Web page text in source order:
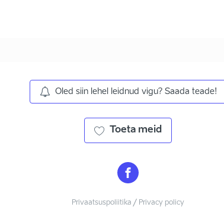
Oled siin lehel leidnud vigu? Saada teade!
Toeta meid
Privaatsuspoliitika / Privacy policy